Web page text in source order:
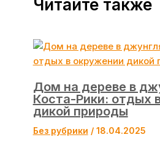
Читайте также
Дом на дереве в
Коста-Рики: отдых
дикой природы
Без рубрики / 18.04.2025